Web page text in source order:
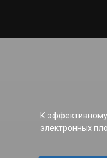
К
электронных